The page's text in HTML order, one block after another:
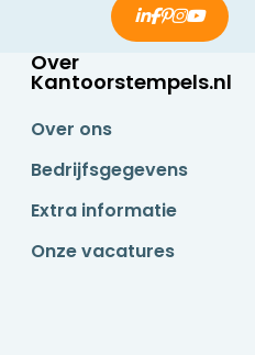
Over
Kantoorstempels.nl
Over ons
Bedrijfsgegevens
Extra informatie
Onze vacatures